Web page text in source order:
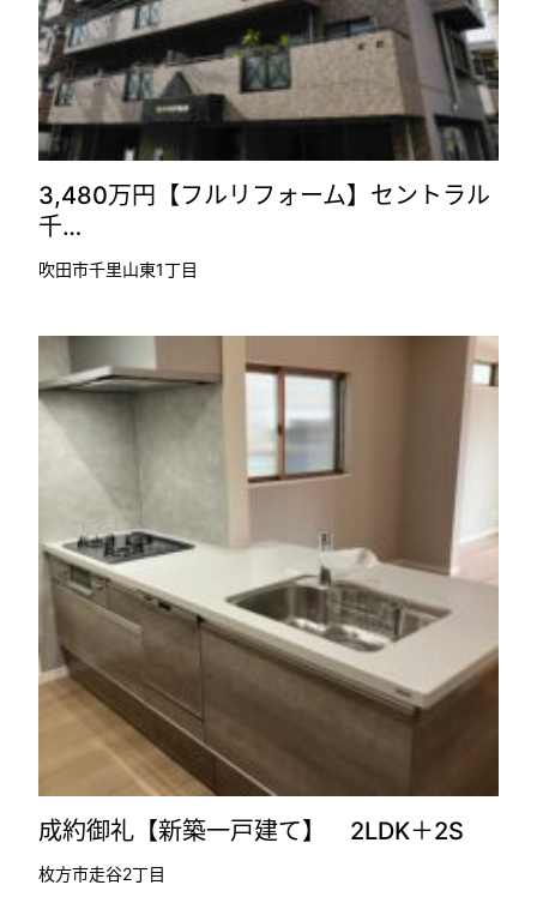
3,480万円【フルリフォーム】セントラル
千…
吹田市千里山東1丁目
成約御礼【新築一戸建て】 2LDK＋2S
枚方市走谷2丁目